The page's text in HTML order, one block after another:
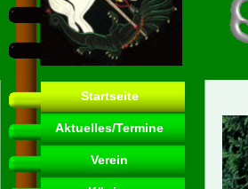
Startseite
Aktuelles/Termine
Verein